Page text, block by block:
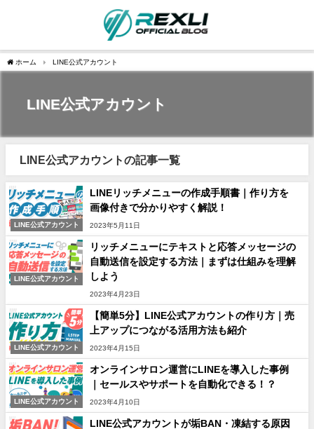
ホーム LINE公式アカウント
LINE公式アカウント
LINE公式アカウントの記事一覧
LINE公式アカウント
LINEリッチメニューの作成手順書｜作り方を
画像付きで分かりやすく解説！
2023年5月11日
LINE公式アカウント
リッチメニューにテキストと応答メッセージの
自動送信を設定する方法｜まずは仕組みを理解
しよう
2023年4月23日
LINE公式アカウント
【簡単5分】LINE公式アカウントの作り方｜売
上アップにつながる活用方法も紹介
2023年4月15日
LINE公式アカウント
オンラインサロン運営にLINEを導入した事例
｜セールスやサポートを自動化できる！？
2023年4月10日
LINE公式アカウントが垢BAN・凍結する原因